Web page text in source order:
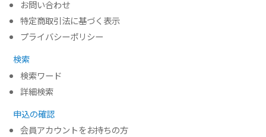
お問い合わせ
特定商取引法に基づく表示
プライバシーポリシー
検索
検索ワード
詳細検索
申込の確認
会員アカウントをお持ちの方